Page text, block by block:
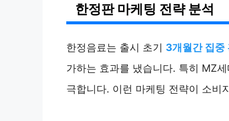
한정판 마케팅 전략 분석
한정음료는 출시 초기 3개월간 집중
가하는 효과를 냈습니다. 특히 MZ
극합니다. 이런 마케팅 전략이 소비